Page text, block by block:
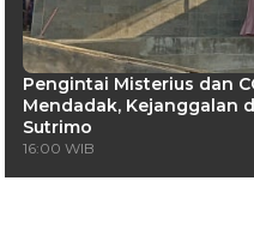
Pengintai Misterius dan
Mendadak, Kejanggalan
Sutrimo
16:00 WIB